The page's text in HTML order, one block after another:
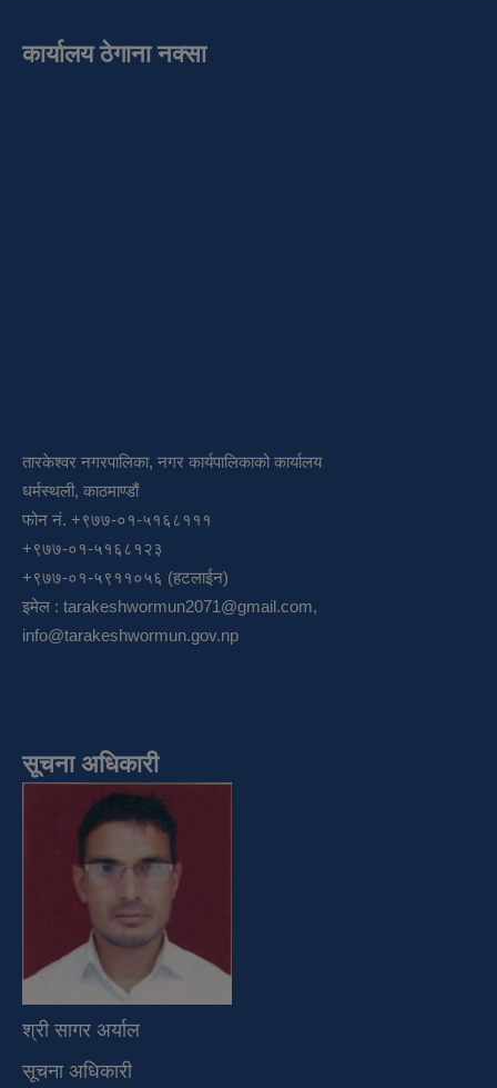
कार्यालय ठेगाना नक्सा
तारकेश्वर नगरपालिका, नगर कार्यपालिकाको कार्यालय
धर्मस्थली, काठमाण्डौं
फोन नं. +९७७-०१-५१६८१११
+९७७-०१-५१६८१२३
+९७७-०१-५९११०५६ (हटलाईन)
इमेल : tarakeshwormun2071@gmail.com,
info@tarakeshwormun.gov.np
सूचना अधिकारी
श्री सागर अर्याल
सूचना अधिकारी